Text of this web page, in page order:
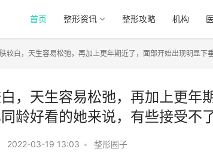
首页 整形资讯 整形攻略 机构
较白，天生容易松弛，再加上更年期近了，面部开始出现明显下
，天生容易松弛，再加上更年
龄好看的她来说，有些接受不了
2022-03-19 13:03 • 整形圈子